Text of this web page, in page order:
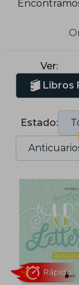
Ver:
Libros
Estado: